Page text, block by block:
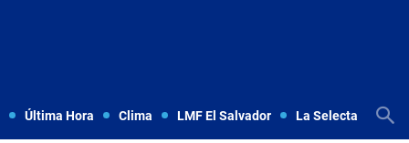
Última Hora Clima LMF El Salvador La Selecta